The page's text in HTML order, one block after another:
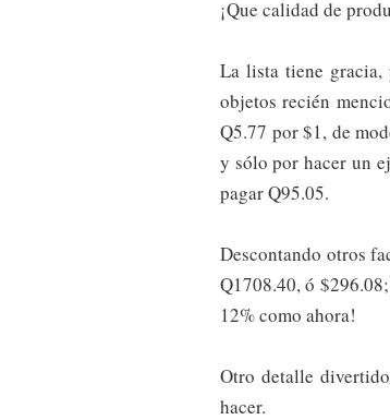
¡Que calidad de
La lista tiene
objetos recién
Q5.77 por $1, de
y sólo por hacer un
pagar Q95.05.
Descontando otros
Q1708.40, ó
12% como ahora!
Otro detalle
hacer.